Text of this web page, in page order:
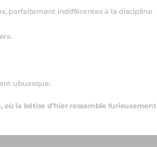
parfaitement indifférentes à la discipline
ubuesque.
la bêtise d’hier ressemble furieusement